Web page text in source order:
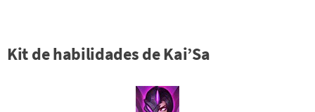
Kit de habilidades de Kai’Sa